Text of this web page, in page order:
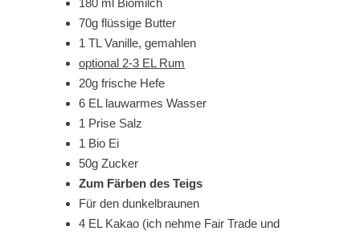
70g flüssige Butter
1 TL Vanille, gemahlen
optional 2-3 EL Rum
20g frische Hefe
6 EL lauwarmes Wasser
1 Prise Salz
1 Bio Ei
50g Zucker
Zum Färben des Teigs
Für den dunkelbraunen
4 EL Kakao (ich nehme Fair Trade und